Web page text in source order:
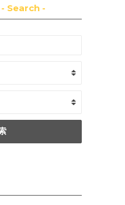
- Search -